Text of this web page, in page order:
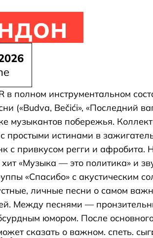
в полном инструментальном
(«Budva, Bečići», «Последний
музыкантов побережья.
простыми истинами в
с привкусом регги и афробита.
«Музыка — это политика» и
«Спасибо» с акустическим
личные песни о самом
Между песнями —
юмором. После
сказать о важном, спеть,